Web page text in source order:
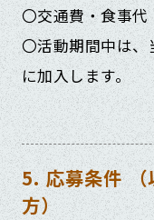
〇交通費・食事
〇活動期間中は
に加入します。
5. 応募条件 （
方）